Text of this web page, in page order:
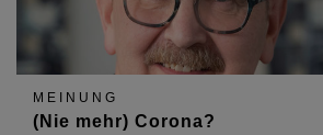
MEINUNG
(Nie mehr) Corona?